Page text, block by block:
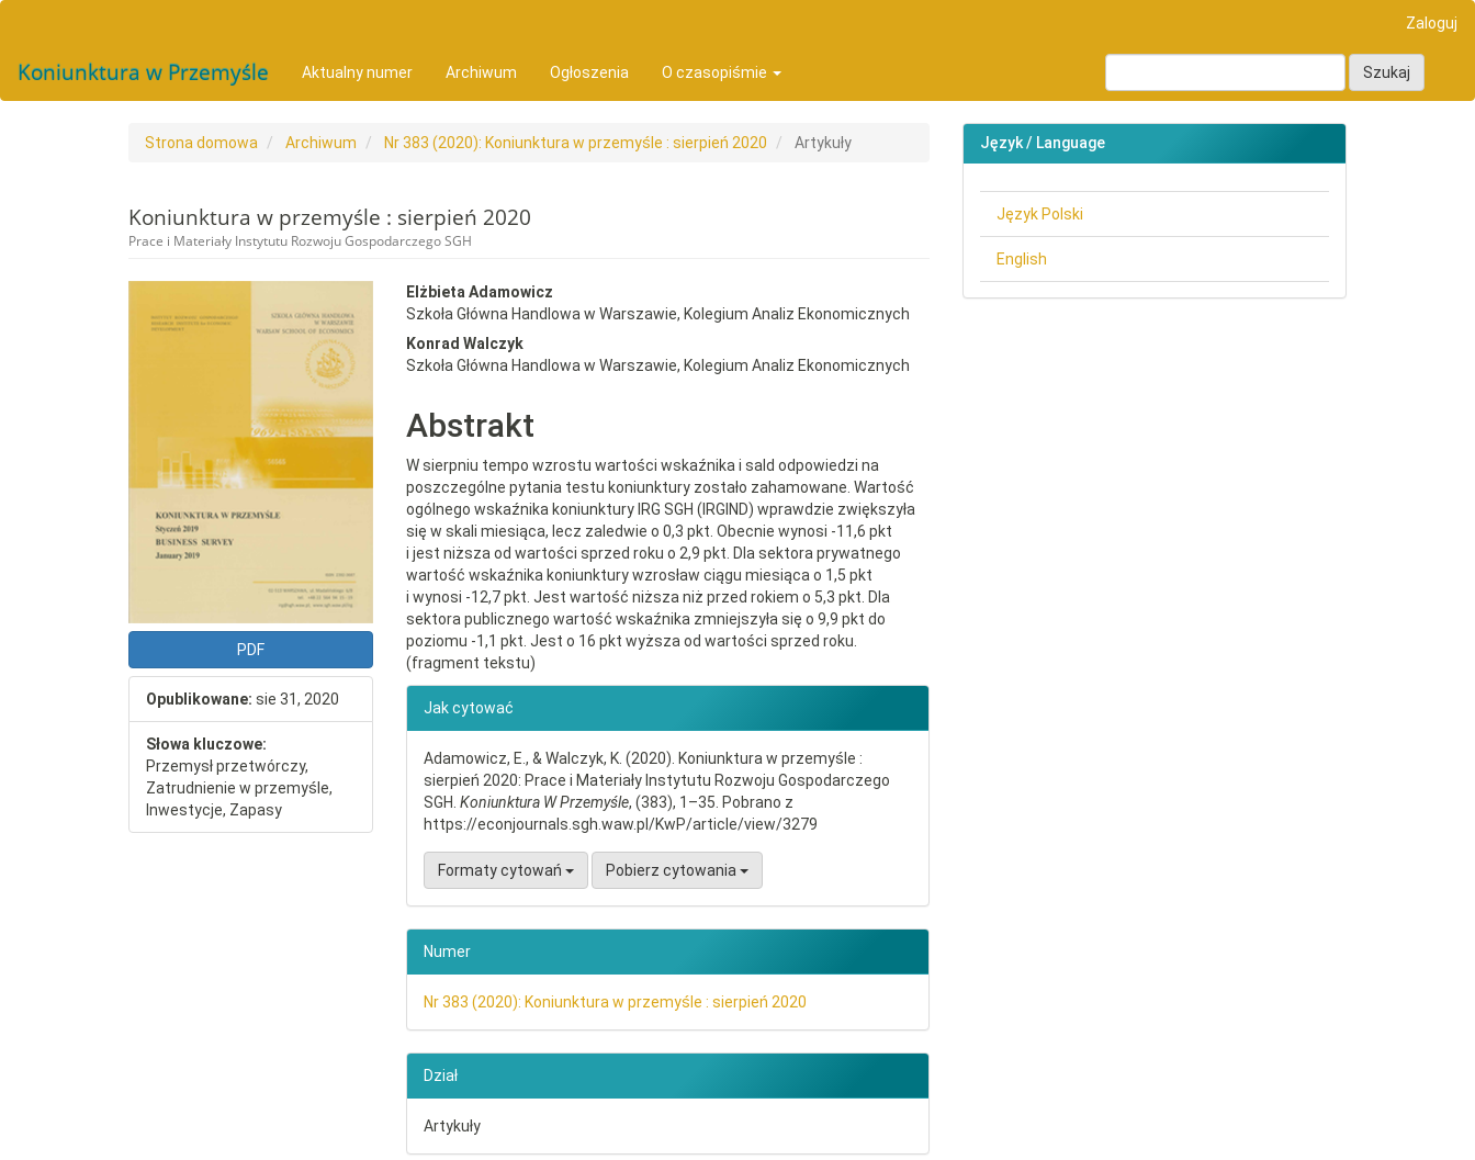
Zaloguj
Koniunktura w Przemyśle Aktualny numer Archiwum Ogłoszenia O czasopiśmie Szukaj
Strona domowa Archiwum Nr 383 (2020): Koniunktura w przemyśle : sierpień 2020 Artykuły
Koniunktura w przemyśle : sierpień 2020
Prace i Materiały Instytutu Rozwoju Gospodarczego SGH
##plugins.themes.bootstrap3.article.sidebar##
PDF
Opublikowane: sie 31, 2020
Słowa kluczowe:
Przemysł przetwórczy,
Zatrudnienie w przemyśle,
Inwestycje, Zapasy
##plugins.themes.bootstrap3.article.main##
Elżbieta Adamowicz
Szkoła Główna Handlowa w Warszawie, Kolegium Analiz Ekonomicznych
Konrad Walczyk
Szkoła Główna Handlowa w Warszawie, Kolegium Analiz Ekonomicznych
Abstrakt
W sierpniu tempo wzrostu wartości wskaźnika i sald odpowiedzi na
poszczególne pytania testu koniunktury zostało zahamowane. Wartość
ogólnego wskaźnika koniunktury IRG SGH (IRGIND) wprawdzie zwiększyła
się w skali miesiąca, lecz zaledwie o 0,3 pkt. Obecnie wynosi -11,6 pkt
i jest niższa od wartości sprzed roku o 2,9 pkt. Dla sektora prywatnego
wartość wskaźnika koniunktury wzrosław ciągu miesiąca o 1,5 pkt
i wynosi -12,7 pkt. Jest wartość niższa niż przed rokiem o 5,3 pkt. Dla
sektora publicznego wartość wskaźnika zmniejszyła się o 9,9 pkt do
poziomu -1,1 pkt. Jest o 16 pkt wyższa od wartości sprzed roku.
(fragment tekstu)
##plugins.themes.bootstrap3.article.details##
Jak cytować
Adamowicz, E., & Walczyk, K. (2020). Koniunktura w przemyśle :
sierpień 2020: Prace i Materiały Instytutu Rozwoju Gospodarczego
SGH.Koniunktura W Przemyśle, (383), 1–35. Pobrano z
https://econjournals.sgh.waw.pl/KwP/article/view/3279
Formaty cytowań Pobierz cytowania
Numer
Nr 383 (2020): Koniunktura w przemyśle : sierpień 2020
Dział
Artykuły
Język / Language
Język Polski
English